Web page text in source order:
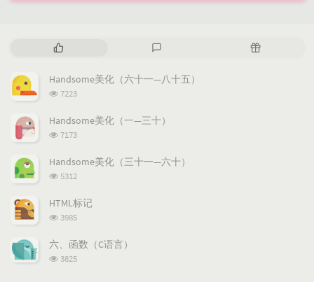
热
文
章
评
论
随
Handsome美化（六十一—八十五）
浏
次
7223
Handsome美化（一—三十）
浏
次
7173
Handsome美化（三十一—六十）
浏
次
5312
HTML标记
浏
数:
3985
六、函数（C语言）
浏
3825